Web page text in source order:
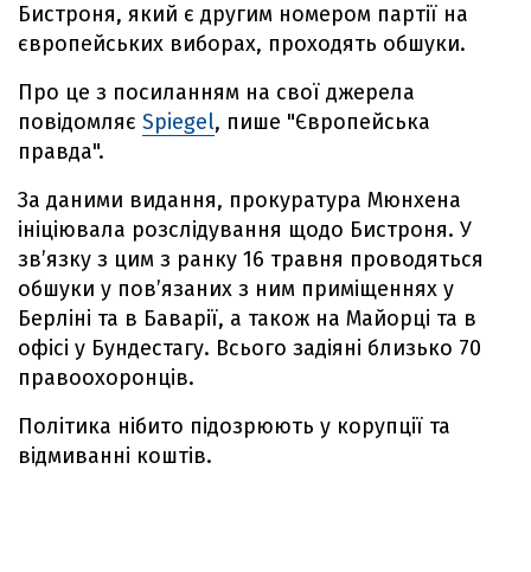
Бистроня, який є другим номером партії на
європейських виборах, проходять обшуки.
Про це з посиланням на свої джерела
повідомляє Spiegel, пише "Європейська
правда".
За даними видання, прокуратура Мюнхена
ініціювала розслідування щодо Бистроня. У
зв’язку з цим з ранку 16 травня проводяться
обшуки у пов’язаних з ним приміщеннях у
Берліні та в Баварії, а також на Майорці та в
офісі у Бундестагу. Всього задіяні близько 70
правоохоронців.
Політика нібито підозрюють у корупції та
відмиванні коштів.